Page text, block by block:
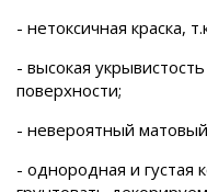
- нетоксичная краска,
- высокая
поверхности;
- невероятный
- однородная и густая